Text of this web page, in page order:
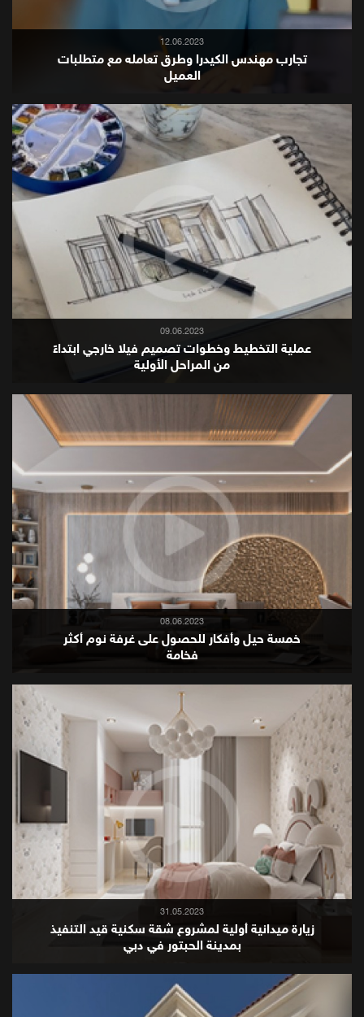
12.06.2023
تجارب مهندس الكيدرا وطرق تعامله مع متطلبات
العميل
09.06.2023
عملية التخطيط وخطوات تصميم فيلا خارجي ابتداءً
من المراحل الأولية
08.06.2023
خمسة حيل وأفكار للحصول على غرفة نوم أكثر
فخامة
31.05.2023
زيارة ميدانية أولية لمشروع شقة سكنية قيد التنفيذ
بمدينة الحبتور في دبي